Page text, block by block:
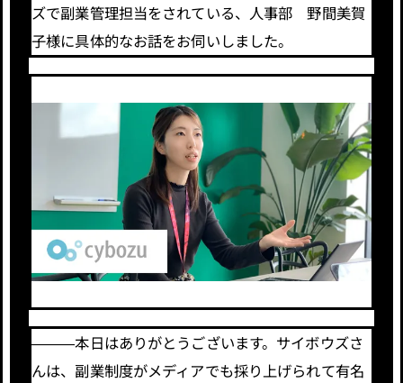
ズで副業管理担当をされている、人事部 野間美賀
子様に具体的なお話をお伺いしました。
―――本日はありがとうございます。サイボウズさ
んは、副業制度がメディアでも採り上げられて有名